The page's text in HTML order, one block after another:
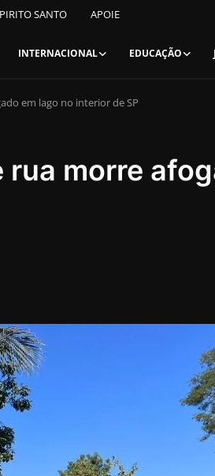
SANTO APOIE
INTERNACIONAL EDUCAÇÃO
em lago no interior de SP
morre